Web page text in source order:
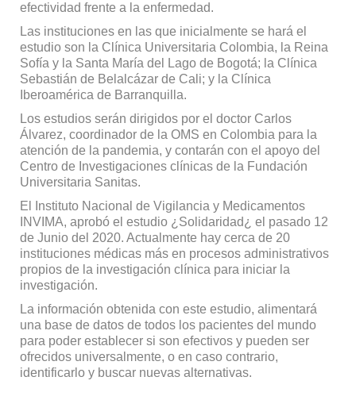
efectividad frente a la enfermedad.
Las instituciones en las que inicialmente se hará el
estudio son la Clínica Universitaria Colombia, la Reina
Sofía y la Santa María del Lago de Bogotá; la Clínica
Sebastián de Belalcázar de Cali; y la Clínica
Iberoamérica de Barranquilla.
Los estudios serán dirigidos por el doctor Carlos
Álvarez, coordinador de la OMS en Colombia para la
atención de la pandemia, y contarán con el apoyo del
Centro de Investigaciones clínicas de la Fundación
Universitaria Sanitas.
El Instituto Nacional de Vigilancia y Medicamentos
INVIMA, aprobó el estudio ¿Solidaridad¿ el pasado 12
de Junio del 2020. Actualmente hay cerca de 20
instituciones médicas más en procesos administrativos
propios de la investigación clínica para iniciar la
investigación.
La información obtenida con este estudio, alimentará
una base de datos de todos los pacientes del mundo
para poder establecer si son efectivos y pueden ser
ofrecidos universalmente, o en caso contrario,
identificarlo y buscar nuevas alternativas.